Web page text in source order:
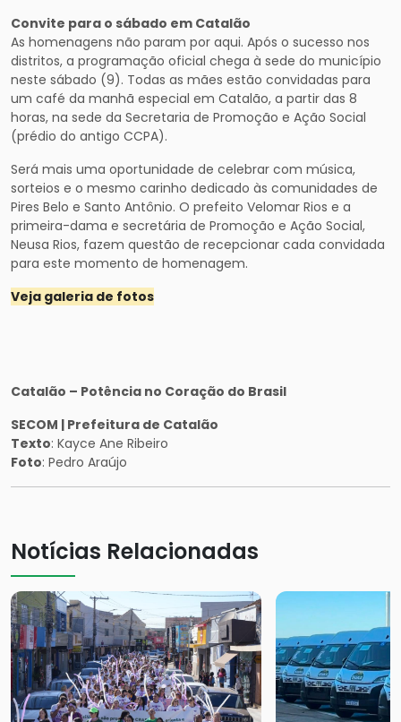
Convite para o sábado em Catalão
As homenagens não param por aqui. Após o sucesso nos
distritos, a programação oficial chega à sede do município
neste sábado (9). Todas as mães estão convidadas para
um café da manhã especial em Catalão, a partir das 8
horas, na sede da Secretaria de Promoção e Ação Social
(prédio do antigo CCPA).
Será mais uma oportunidade de celebrar com música,
sorteios e o mesmo carinho dedicado às comunidades de
Pires Belo e Santo Antônio. O prefeito Velomar Rios e a
primeira-dama e secretária de Promoção e Ação Social,
Neusa Rios, fazem questão de recepcionar cada convidada
para este momento de homenagem.
Veja galeria de fotos
Catalão – Potência no Coração do Brasil
SECOM | Prefeitura de Catalão
Texto: Kayce Ane Ribeiro
Foto: Pedro Araújo
Notícias Relacionadas